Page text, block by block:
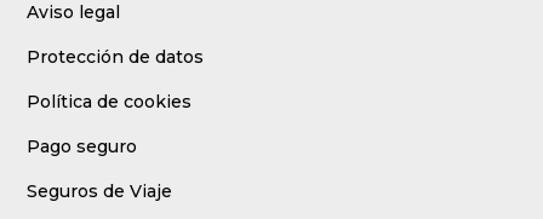
Aviso legal
Protección de datos
Política de cookies
Pago seguro
Seguros de Viaje